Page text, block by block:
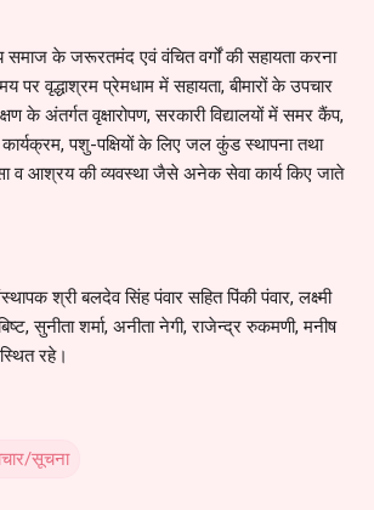
समाज के जरूरतमंद एवं वंचित वर्गों की सहायता करना
पर वृद्धाश्रम प्रेमधाम में सहायता, बीमारों के उपचार
के अंतर्गत वृक्षारोपण, सरकारी विद्यालयों में समर कैंप,
पशु-पक्षियों के लिए जल कुंड स्थापना तथा
व आश्रय की व्यवस्था जैसे अनेक सेवा कार्य किए जाते
श्री बलदेव सिंह पंवार सहित पिंकी पंवार, लक्ष्मी
सुनीता शर्मा, अनीता नेगी, राजेन्द्र रुकमणी, मनीष
रहे।
सूचना